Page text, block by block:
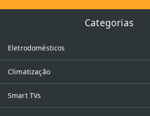
Categorias
Eletrodomésticos
Climatização
Smart TVs